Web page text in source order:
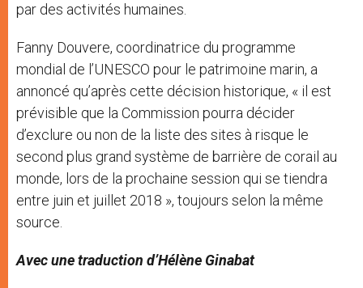
par des activités humaines.
Fanny Douvere, coordinatrice du programme
mondial de l’UNESCO pour le patrimoine marin, a
annoncé qu’après cette décision historique, « il est
prévisible que la Commission pourra décider
d’exclure ou non de la liste des sites à risque le
second plus grand système de barrière de corail au
monde, lors de la prochaine session qui se tiendra
entre juin et juillet 2018 », toujours selon la même
source.
Avec une traduction d’Hélène Ginabat